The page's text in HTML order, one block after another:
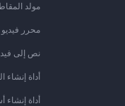
مولد
محرر فيديو
نص إلى
أداة إنشاء
أداة